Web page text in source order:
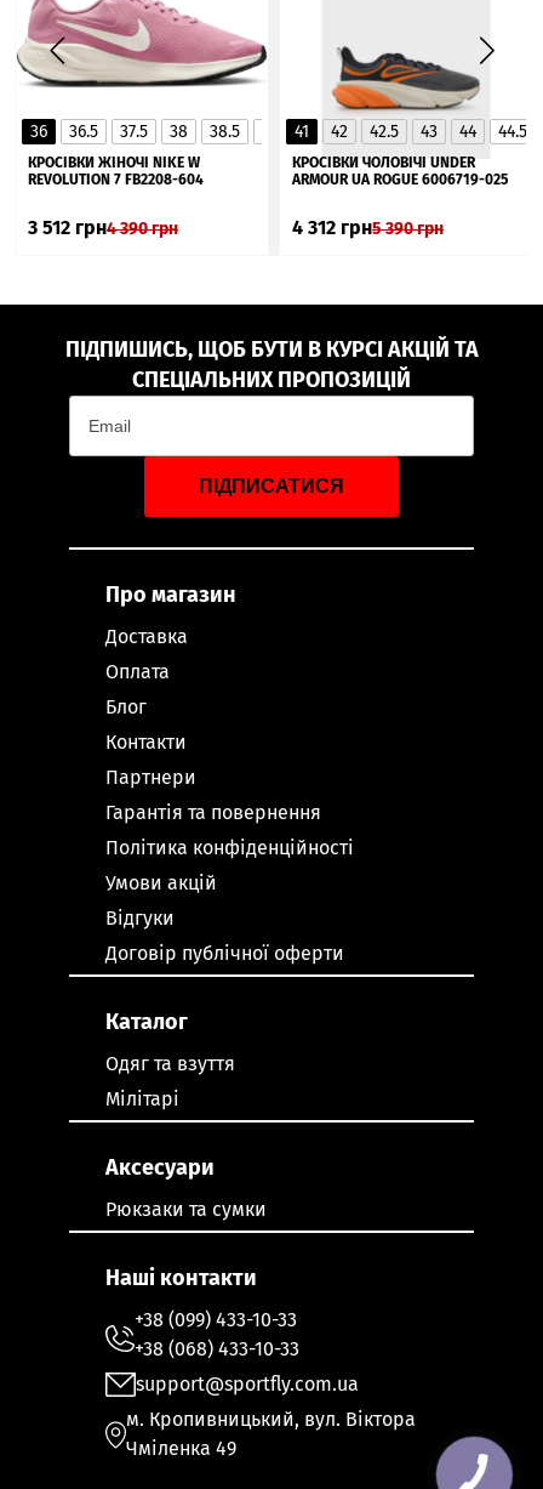
36 36.5 37.5 38 38.5 40 40.5
41
▲
КРОСІВКИ ЖІНОЧІ NIKE W
REVOLUTION 7 FB2208-604
3 512 грн4 390грн
41 42 42.5 43 44 44.5
КРОСІВКИ ЧОЛОВІЧІ UNDER
ARMOUR UA ROGUE 6006719-025
4 312 грн5 390грн
ПІДПИШИСЬ, ЩОБ БУТИ В КУРСІ АКЦІЙ ТА
СПЕЦІАЛЬНИХ ПРОПОЗИЦІЙ
ПІДПИСАТИСЯ
Про магазин
Доставка
Оплата
Блог
Контакти
Партнери
Гарантія та повернення
Політика конфіденційності
Умови акцій
Відгуки
Договір публічної оферти
Каталог
Одяг та взуття
Мілітарі
Аксесуари
Рюкзаки та сумки
Наші контакти
+38 (099) 433-10-33
+38 (068) 433-10-33
support@sportfly.com.ua
м. Кропивницький, вул. Віктора
Чміленка 49
КНОПКА
ЗВ'ЯЗКУ